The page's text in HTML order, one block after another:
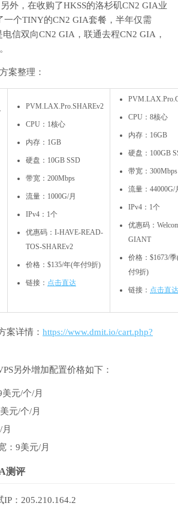
外，在收购了HKSS的洛杉矶CN2 GIA业
一个TINY的CN2 GIA套餐，半年仅需
信双向CN2 GIA，联通去程CN2 GIA，
案整理：
PVM.LAX.Pro.SHAREv2
CPU：1核心
内存：1GB
硬盘：10GB SSD
带宽：200Mbps
流量：1000G/月
IPv4：1个
优惠码：I-HAVE-READ-
TOS-SHAREv2
价格：$135/年(年付9折)
链接： 点击直达
CPU：8核心
内存：16GB
硬盘：100GB
带宽：300Mbps
流量：44000G/
IPv4：1个
优惠码：
GIANT
价格：$1673/
付9折)
链接： 点击直达
案详情： https://www.dmit.io/cart.php?
另外增加配置价格如下：
元/个/月
元/个/月
：9美元/月
测评
：205.210.164.2